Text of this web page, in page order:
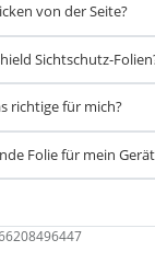
von der Seite?
Sichtschutz-
richtige für mich?
Folie für mein